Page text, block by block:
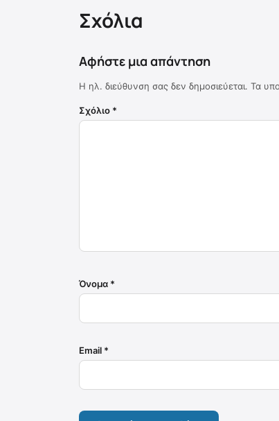
Σχόλια
Αφήστε μια απάντηση
Η ηλ. διεύθυνση σας δεν δημοσιεύεται. Τα
Σχόλιο *
Όνομα *
Email *